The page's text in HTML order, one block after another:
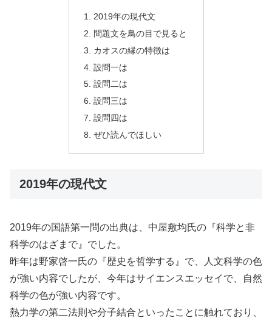
2019年の現代文
問題文を鳥の目で見ると
カオスの縁の特徴は
設問一は
設問二は
設問三は
設問四は
ぜひ読んでほしい
2019年の現代文
2019年の国語第一問の出典は、中屋敷均氏の『科学と非
科学のはざまで』でした。
昨年は野家啓一氏の『歴史を哲学する』で、人文科学の色
が強い内容でしたが、今年はサイエンスエッセイで、自然
科学の色が強い内容です。
熱力学の第二法則や分子結合といったことに触れており、